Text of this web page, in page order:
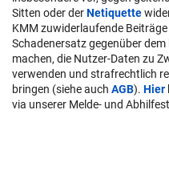
Sitten oder derNetiquette
KMM zuwiderlaufende
Schadenersatz gegenüber
machen, die Nutzer-Daten zu
verwenden und strafrechtlich
bringen (siehe auch AGB). Hier
via unserer Melde- und